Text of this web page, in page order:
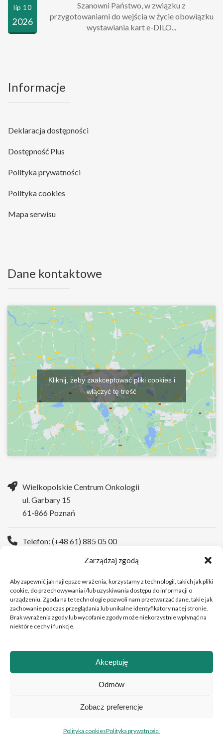
Zarządzaj zgodą
Aby zapewnić jak najlepsze wrażenia, korzystamy z technologii, takich jak pliki
cookie, do przechowywania i/lub uzyskiwania dostępu do informacji o
urządzeniu. Zgoda na te technologie pozwoli nam przetwarzać dane, takie jak
zachowanie podczas przeglądania lub unikalne identyfikatory na tej stronie.
Brak wyrażenia zgody lub wycofanie zgody może niekorzystnie wpłynąć na
niektóre cechy i funkcje.
Akceptuję
Odmów
Zobacz preferencje
Polityka cookiesPolityka prywatności
lip 10
2026
Szanowni Państwo, w związku z
przygotowaniami do wejścia w życie obowiązku
wystawiania kart e-DILO...
Informacje
Deklaracja dostępności
Dostępność Plus
Polityka prywatności
Polityka cookies
Mapa serwisu
Dane kontaktowe
Kliknij, żeby zaakceptować pliki cookies i
włączyć tę treść
Wielkopolskie Centrum Onkologii
ul. Garbary 15
61-866 Poznań
Telefon: (+48 61) 885 05 00
Copyright © 2026 Wielkopolskie Centrum Onkologii